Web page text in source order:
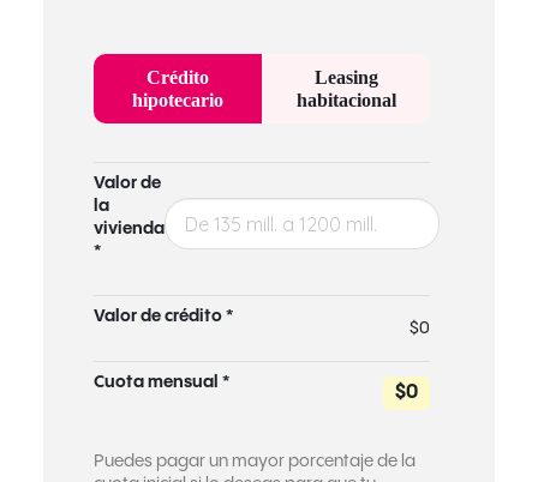
Crédito
hipotecario
Leasing
habitacional
Valor de
la
vivienda
*
Valor de crédito *
$0
Cuota mensual *
$0
Puedes pagar un mayor porcentaje de la